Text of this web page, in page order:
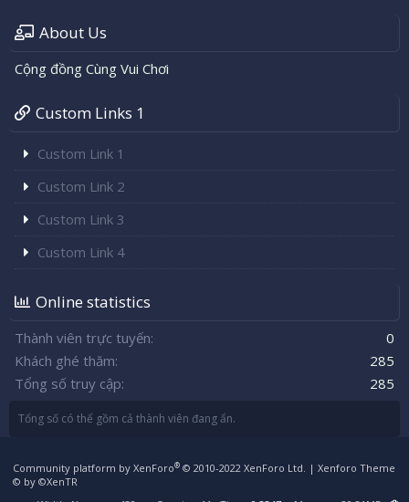
About Us
Cộng đồng Cùng Vui Chơi
Custom Links 1
Custom Link 1
Custom Link 2
Custom Link 3
Custom Link 4
Online statistics
Thành viên trực tuyến
0
Khách ghé thăm
285
Tổng số truy cập
285
Tổng số có thể gồm cả thành viên đang ẩn.
Community platform by XenForo® © 2010-2022 XenForo Ltd. | Xenforo Theme
© by ©XenTR